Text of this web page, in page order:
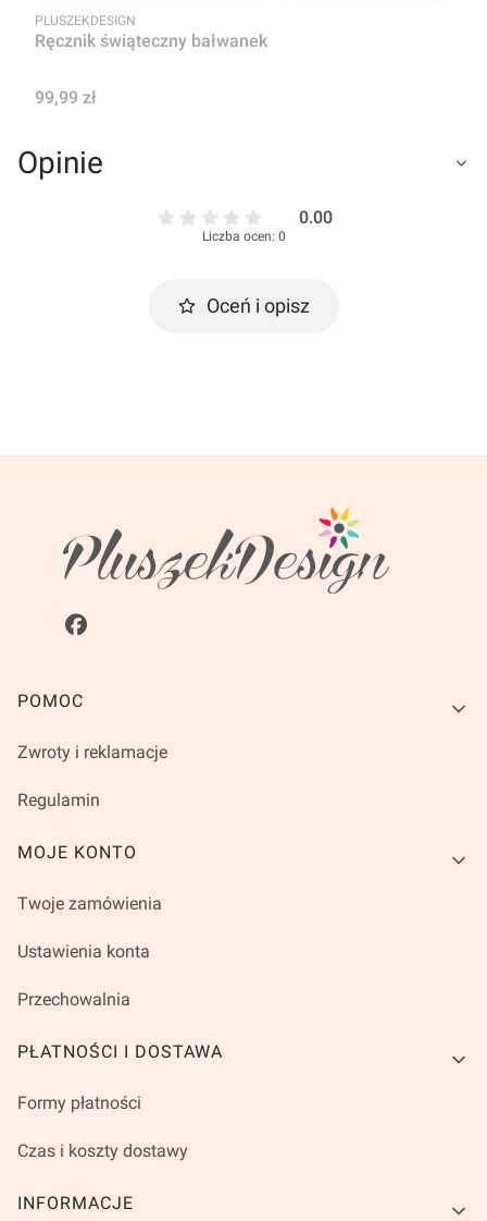
PRODUCENT
PLUSZEKDESIGN
Ręcznik świąteczny bałwanek
Cena
99,99 zł
Opinie
0.00
Liczba ocen: 0
Oceń i opisz
Linki w stopce
POMOC
Zwroty i reklamacje
Regulamin
MOJE KONTO
Twoje zamówienia
Ustawienia konta
Przechowalnia
PŁATNOŚCI I DOSTAWA
Formy płatności
Czas i koszty dostawy
INFORMACJE